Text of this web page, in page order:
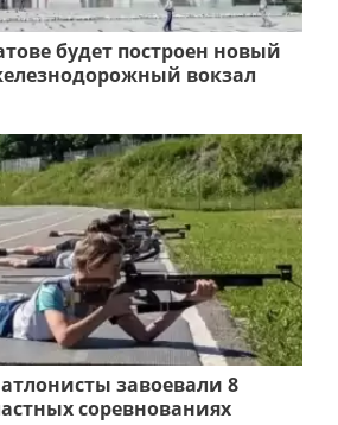
будет построен новый
вокзал
завоевали 8
соревнованиях